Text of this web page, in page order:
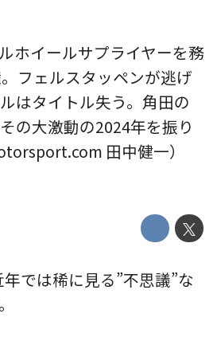
ホイールサプライヤーを務
フェルスタッペンが逃げ
はタイトル失う。角田の
の大激動の2024年を振り
田中健一）
では稀に見る”不思議”な